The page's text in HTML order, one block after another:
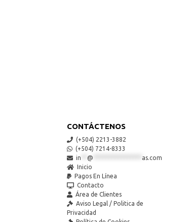
CONTÁCTENOS
(+504) 2213-3882
(+504) 7214-8333
in
@
as.com
Inicio
Pagos En Línea
Contacto
Área de Clientes
Aviso Legal / Politica de
Privacidad